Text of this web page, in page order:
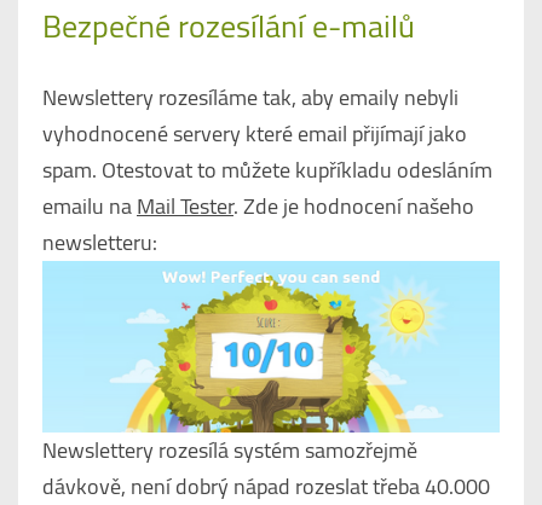
Bezpečné rozesílání e-mailů
Newslettery rozesíláme tak, aby emaily nebyli
vyhodnocené servery které email přijímají jako
spam. Otestovat to můžete kupříkladu odesláním
emailu naMail Tester. Zde je hodnocení našeho
newsletteru:
Newslettery rozesílá systém samozřejmě
dávkově, není dobrý nápad rozeslat třeba 40.000